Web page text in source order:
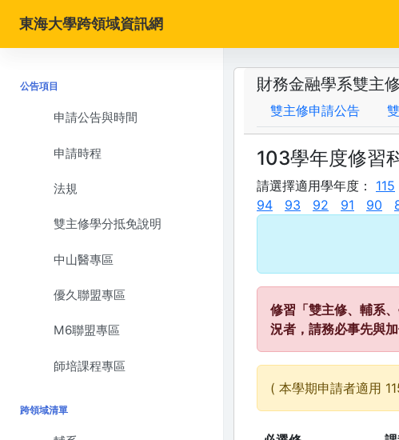
東海大學跨領域資訊網
公告項目
申請公告與時間
申請時程
法規
雙主修學分抵免說明
中山醫專區
優久聯盟專區
M6聯盟專區
師培課程專區
跨領域清單
財務金融學系雙主修
雙主修申請公告
103學年度修習
請選擇適用學年度： 115
94
93 92 91 90
修習「雙主修、輔系
況者，請務必事先與
( 本學期申請者適用